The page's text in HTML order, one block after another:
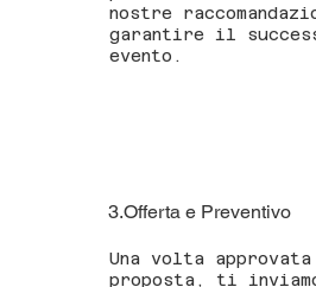
nostre
garantire il
evento.
3.Offerta e Preventivo
Una volta
proposta, ti